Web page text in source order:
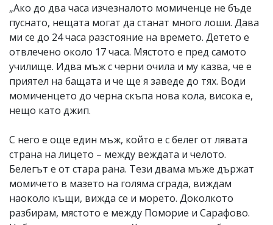
„Ако до два часа изчезналото момиченце не бъде
пуснато, нещата могат да станат много лоши. Дава
ми се до 24 часа разстояние на времето. Детето е
отвлечено около 17 часа. Мястото е пред самото
училище. Идва мъж с черни очила и му казва, че е
приятел на бащата и че ще я заведе до тях. Води
момиченцето до черна скъпа нова кола, висока е,
нещо като джип.
С него е още един мъж, който е с белег от лявата
страна на лицето – между веждата и челото.
Белегът е от стара рана. Тези двама мъже държат
момичето в мазето на голяма сграда, виждам
наоколо къщи, вижда се и морето. Доколкото
разбирам, мястото е между Поморие и Сарафово.